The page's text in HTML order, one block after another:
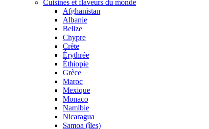
Cuisines et flaveurs du monde
Afghanistan
Albanie
Belize
Chypre
Crète
Érythrée
Éthiopie
Grèce
Maroc
Mexique
Monaco
Namibie
Nicaragua
Samoa (îles)